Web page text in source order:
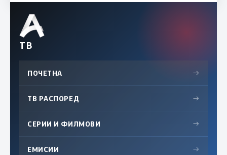
ТВ
ПОЧЕТНА →
ТВ РАСПОРЕД →
СЕРИИ И ФИЛМОВИ →
ЕМИСИИ →